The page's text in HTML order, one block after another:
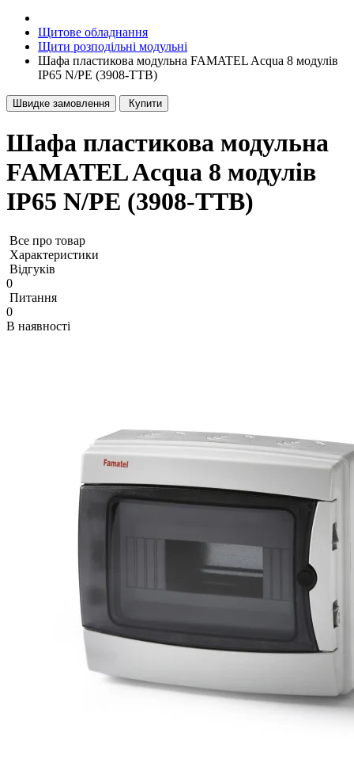
Щитове обладнання
Щити розподільні модульні
Шафа пластикова модульна FAMATEL Acqua 8 модулів
IP65 N/PE (3908-TTB)
Швидке замовлення Купити
Шафа пластикова модульна
FAMATEL Acqua 8 модулів
IP65 N/PE (3908-TTB)
Все про товар
Характеристики
Відгуків
0
Питання
0
В наявності